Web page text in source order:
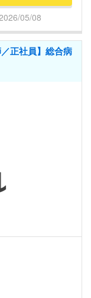
05/08
正社員】総合病